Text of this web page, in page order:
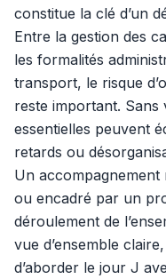
constitue la clé d’un
Entre la gestion des
les formalités
transport, le risque
reste important. Sans
essentielles peuvent
retards ou
Un accompagnement
ou encadré par un
déroulement de
vue d’ensemble
d’aborder le jour J